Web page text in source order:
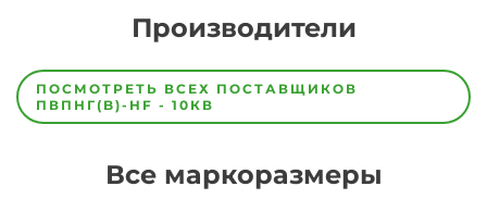
Производители
Завод Завод-
изготовитель
предпочел
ПОСМОТРЕТЬ ВСЕХ ПОСТАВЩИКОВ
ПВПНГ(B)-HF - 10КВ
Все маркоразмеры